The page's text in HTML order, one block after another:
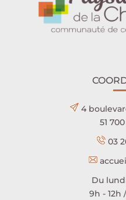
4
51
03
Du
9h - 12h